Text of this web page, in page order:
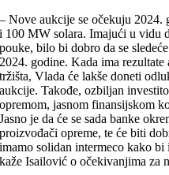
– Nove aukcije se očekuju 2024.
i 100 MW solara. Imajući u vidu
pouke, bilo bi dobro da se
2024. godine. Kada ima
tržišta, Vlada će lakše doneti
aukcije. Takođe, ozbiljan
opremom, jasnom finansijskom
Jasno je da će se sada banke
proizvođači opreme, te će biti
imamo solidan intermeco kako
kaže Isailović o očekivanjima za